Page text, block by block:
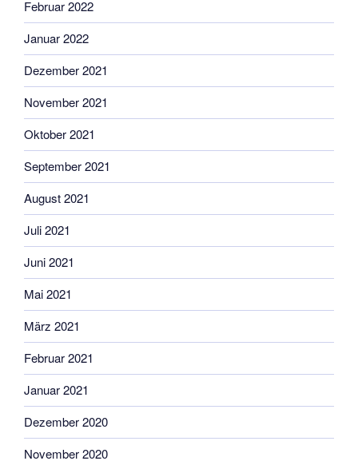
Februar 2022
Januar 2022
Dezember 2021
November 2021
Oktober 2021
September 2021
August 2021
Juli 2021
Juni 2021
Mai 2021
März 2021
Februar 2021
Januar 2021
Dezember 2020
November 2020